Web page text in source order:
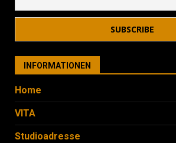
INFORMATIONEN
Home
VITA
Studioadresse